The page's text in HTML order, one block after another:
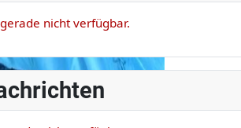
nicht verfügbar.